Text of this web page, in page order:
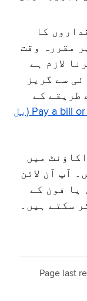
کا
مقررہ وقت
لازم ہے
سے گریز
طریقے کے
Pay a bill or notice (بل
میں
ہیں۔ آپ آن لائن
یا فون کے
سکتے ہیں۔
Page last